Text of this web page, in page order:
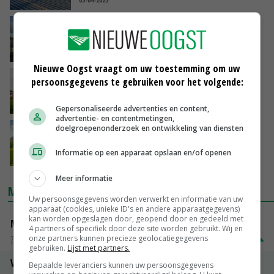
VVD: maak bouw van bedrijven en
infrastructuur op landbouwgrond simpeler
14-03-2025
Minister wil versoepeling regels voor extra
woning op erf
13-02-2025
Landbouwgrond onder druk door Portugese
10-02-2025
MARKTPRIJZEN
Magere melkpoeder
Zuivel NL
€ 269,00
Vleeskuikens 2001-2600 gr
Nieuwe Oogst vraagt om uw toestemming om uw
persoonsgegevens te gebruiken voor het volgende:
Gepersonaliseerde advertenties en content,
advertentie- en contentmetingen,
doelgroepenonderzoek en ontwikkeling van diensten
Informatie op een apparaat opslaan en/of openen
Meer informatie
Uw persoonsgegevens worden verwerkt en informatie van uw
apparaat (cookies, unieke ID's en andere apparaatgegevens)
kan worden opgeslagen door, geopend door en gedeeld met
4 partners of specifiek door deze site worden gebruikt. Wij en
onze partners kunnen precieze geolocatiegegevens
gebruiken. Lijst met partners.
Bepaalde leveranciers kunnen uw persoonsgegevens